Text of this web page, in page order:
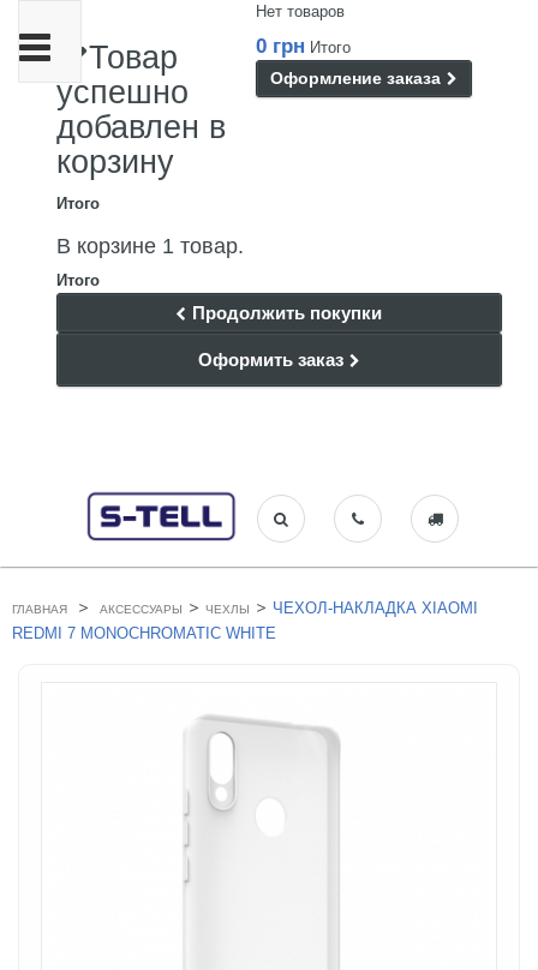
Нет товаров
0 грн Итого
Оформление заказа
Товар
успешно
добавлен в
корзину
Итого
В корзине 1 товар.
Итого
Продолжить покупки
Оформить заказ
Переключить
навигации
ГЛАВНАЯ > АКСЕССУАРЫ > ЧЕХЛЫ > ЧЕХОЛ-НАКЛАДКА XIAOMI
REDMI 7 MONOCHROMATIC WHITE